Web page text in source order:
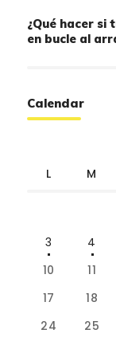
¿Qué hacer si
en bucle al
Calendar
L M
3
4
10
11
17
18
24
25